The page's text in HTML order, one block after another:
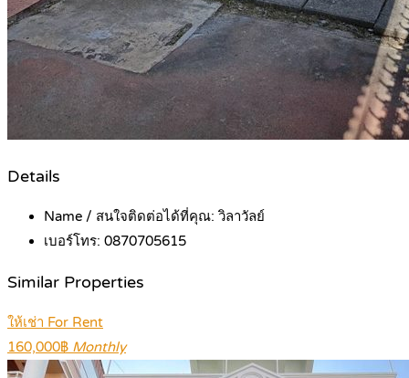
Details
Name / สนใจติดต่อได้ที่คุณ: วิลาวัลย์
เบอร์โทร: 0870705615
Similar Properties
ให้เช่า For Rent
160,000฿ Monthly